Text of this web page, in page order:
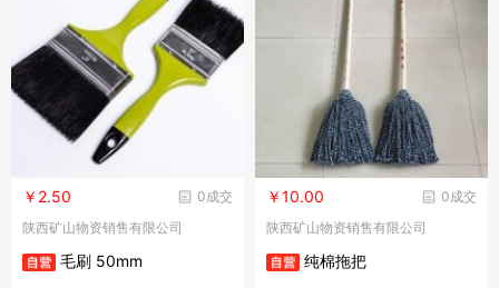
0成交
￥2.50
陕西矿山物资销售有限公司
毛刷 50mm
0成交
￥10.00
陕西矿山物资销售有限公司
纯棉拖把